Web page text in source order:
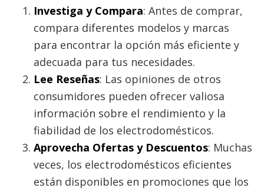
Investiga y Compara: Antes de comprar,
compara diferentes modelos y marcas
para encontrar la opción más eficiente y
adecuada para tus necesidades.
Lee Reseñas: Las opiniones de otros
consumidores pueden ofrecer valiosa
información sobre el rendimiento y la
fiabilidad de los electrodomésticos.
Aprovecha Ofertas y Descuentos: Muchas
veces, los electrodomésticos eficientes
están disponibles en promociones que los